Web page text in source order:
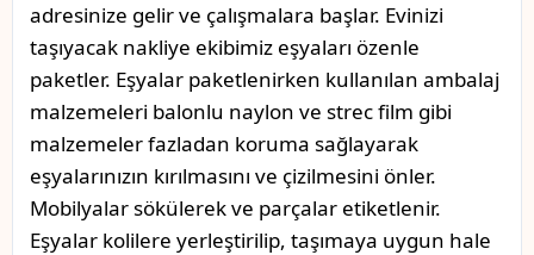
adresinize gelir ve çalışmalara başlar. Evinizi
taşıyacak nakliye ekibimiz eşyaları özenle
paketler. Eşyalar paketlenirken kullanılan ambalaj
malzemeleri balonlu naylon ve strec film gibi
malzemeler fazladan koruma sağlayarak
eşyalarınızın kırılmasını ve çizilmesini önler.
Mobilyalar sökülerek ve parçalar etiketlenir.
Eşyalar kolilere yerleştirilip, taşımaya uygun hale